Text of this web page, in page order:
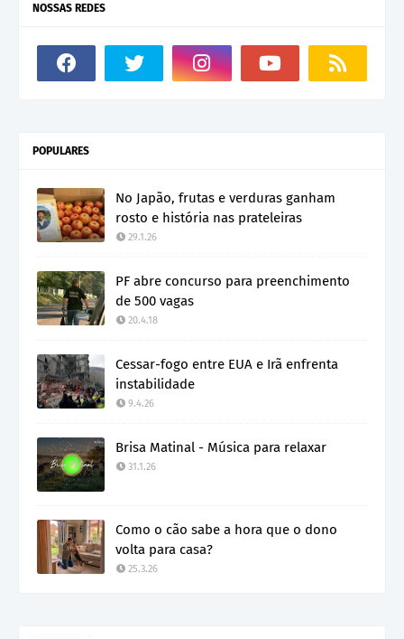
NOSSAS REDES
POPULARES
No Japão, frutas e verduras ganham
rosto e história nas prateleiras
29.1.26
PF abre concurso para preenchimento
de 500 vagas
20.4.18
Cessar-fogo entre EUA e Irã enfrenta
instabilidade
9.4.26
Brisa Matinal - Música para relaxar
31.1.26
Como o cão sabe a hora que o dono
volta para casa?
25.3.26